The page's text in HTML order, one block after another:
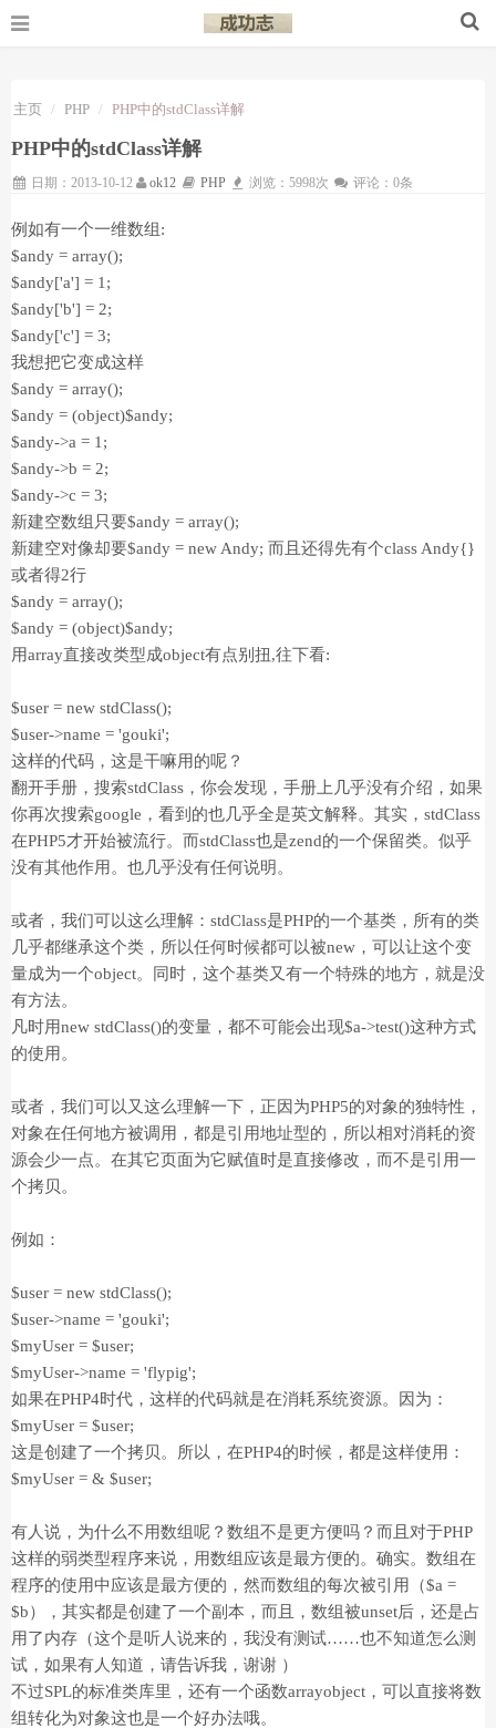
主页 PHP PHP中的stdClass详解
PHP中的stdClass详解
日期：2013-10-12 ok12 PHP 浏览：5998次 评论：0条
例如有一个一维数组:
$andy = array();
$andy['a'] = 1;
$andy['b'] = 2;
$andy['c'] = 3;
我想把它变成这样
$andy = array();
$andy = (object)$andy;
$andy->a = 1;
$andy->b = 2;
$andy->c = 3;
新建空数组只要$andy = array();
新建空对像却要$andy = new Andy; 而且还得先有个class Andy{}
或者得2行
$andy = array();
$andy = (object)$andy;
用array直接改类型成object有点别扭,往下看:
$user = new stdClass();
$user->name = 'gouki';
这样的代码，这是干嘛用的呢？
翻开手册，搜索stdClass，你会发现，手册上几乎没有介绍，如果
你再次搜索google，看到的也几乎全是英文解释。其实，stdClass
在PHP5才开始被流行。而stdClass也是zend的一个保留类。似乎
没有其他作用。也几乎没有任何说明。
或者，我们可以这么理解：stdClass是PHP的一个基类，所有的类
几乎都继承这个类，所以任何时候都可以被new，可以让这个变
量成为一个object。同时，这个基类又有一个特殊的地方，就是没
有方法。
凡时用new stdClass()的变量，都不可能会出现$a->test()这种方式
的使用。
或者，我们可以又这么理解一下，正因为PHP5的对象的独特性，
对象在任何地方被调用，都是引用地址型的，所以相对消耗的资
源会少一点。在其它页面为它赋值时是直接修改，而不是引用一
个拷贝。
例如：
$user = new stdClass();
$user->name = 'gouki';
$myUser = $user;
$myUser->name = 'flypig';
如果在PHP4时代，这样的代码就是在消耗系统资源。因为：
$myUser = $user;
这是创建了一个拷贝。所以，在PHP4的时候，都是这样使用：
$myUser = & $user;
有人说，为什么不用数组呢？数组不是更方便吗？而且对于PHP
这样的弱类型程序来说，用数组应该是最方便的。确实。数组在
程序的使用中应该是最方便的，然而数组的每次被引用（$a =
$b），其实都是创建了一个副本，而且，数组被unset后，还是占
用了内存（这个是听人说来的，我没有测试……也不知道怎么测
试，如果有人知道，请告诉我，谢谢 ）
不过SPL的标准类库里，还有一个函数arrayobject，可以直接将数
组转化为对象这也是一个好办法哦。